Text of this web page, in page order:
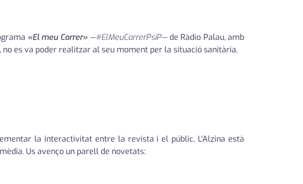
«El meu Carrer» —#ElMeuCarrerPsiP—de Ràdio Palau, amb
es va poder realitzar al seu moment per la situació sanitària.
la interactivitat entre la revista i el públic, L'Alzina està
Us avenço un parell de novetats: